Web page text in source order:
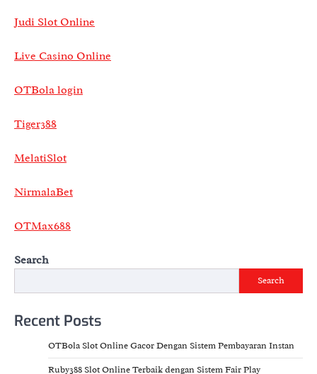
Judi Slot Online
Live Casino Online
OTBola login
Tiger388
MelatiSlot
NirmalaBet
OTMax688
Search
Search
Recent Posts
OTBola Slot Online Gacor Dengan Sistem Pembayaran Instan
Ruby388 Slot Online Terbaik dengan Sistem Fair Play